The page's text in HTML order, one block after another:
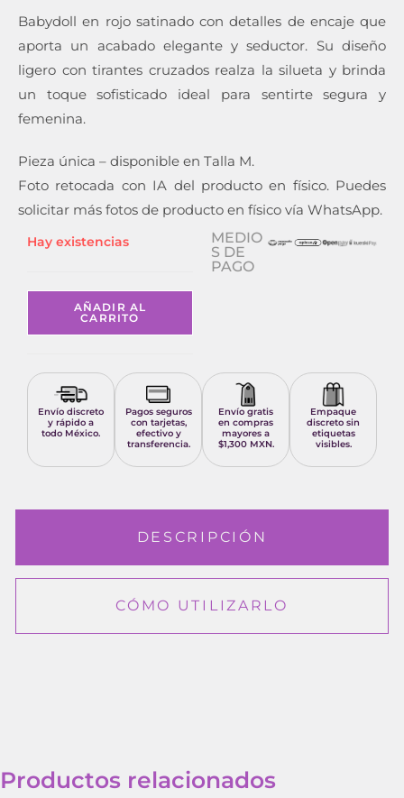
Babydoll en rojo satinado con detalles de encaje que
aporta un acabado elegante y seductor. Su diseño
ligero con tirantes cruzados realza la silueta y brinda
un toque sofisticado ideal para sentirte segura y
femenina.
Pieza única – disponible en Talla M.
Foto retocada con IA del producto en físico. Puedes
solicitar más fotos de producto en físico vía WhatsApp.
Hay existencias
AÑADIR AL
CARRITO
MEDIO
S DE
PAGO
Envío discreto
y rápido a
todo México.
Pagos seguros
con tarjetas,
efectivo y
transferencia.
Envío gratis
en compras
mayores a
$1,300 MXN.
Empaque
discreto sin
etiquetas
visibles.
DESCRIPCIÓN
CÓMO UTILIZARLO
Productos relacionados